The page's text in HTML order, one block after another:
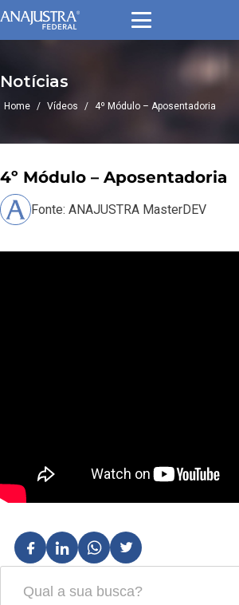
Notícias
Home / Vídeos / 4º Módulo – Aposentadoria
4º Módulo – Aposentadoria
Fonte: ANAJUSTRA MasterDEV